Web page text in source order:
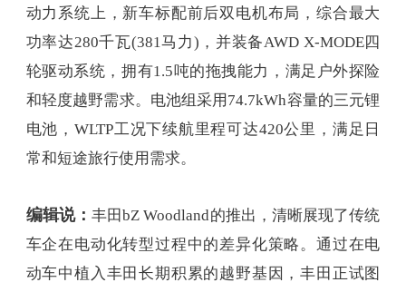
动力系统上，新车标配前后双电机布局，综合最大
功率达280千瓦(381马力)，并装备AWD X-MODE四
轮驱动系统，拥有1.5吨的拖拽能力，满足户外探险
和轻度越野需求。电池组采用74.7kWh容量的三元锂
电池，WLTP工况下续航里程可达420公里，满足日
常和短途旅行使用需求。
编辑说： 丰田bZ Woodland的推出，清晰展现了传统
车企在电动化转型过程中的差异化策略。通过在电
动车中植入丰田长期积累的越野基因，丰田正试图